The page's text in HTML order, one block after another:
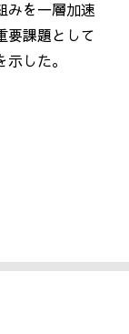
みを一層加速
要課題として
した。